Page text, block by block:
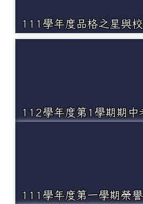
111學年度品格之星與
112學年度第1學期期中
111學年度第一學期榮